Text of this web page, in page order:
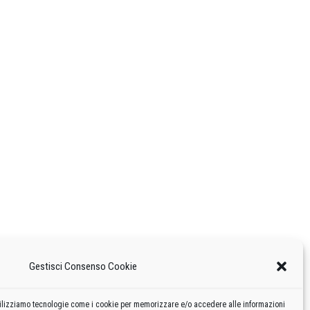
Gestisci Consenso Cookie
tecnologie come i cookie per memorizzare e/o accedere alle informazioni